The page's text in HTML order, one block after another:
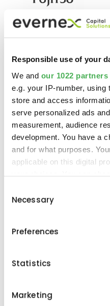
Responsible use of your
We and our 1022 partners
e.g. your IP-number,
store and access
serve personalized ads
measurement, audience
development. You have a
and for what purposes.
applicable on this digital
the Privacy trigger icon.
Collect information
meters
Identify your
Find out more about how
Selection
Necessary
Preferences
Statistics
Marketing